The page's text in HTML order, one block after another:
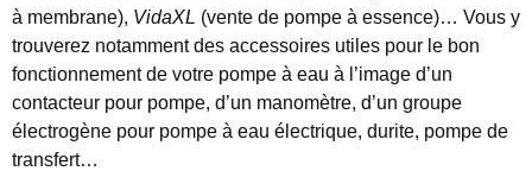
à membrane), VidaXL (vente de pompe à essence)… Vous y
trouverez notamment des accessoires utiles pour le bon
fonctionnement de votre pompe à eau à l’image d’un
contacteur pour pompe, d’un manomètre, d’un groupe
électrogène pour pompe à eau électrique, durite, pompe de
transfert…